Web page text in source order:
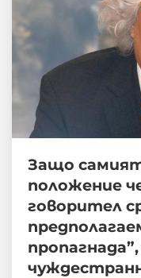
Защо
положение
говорител